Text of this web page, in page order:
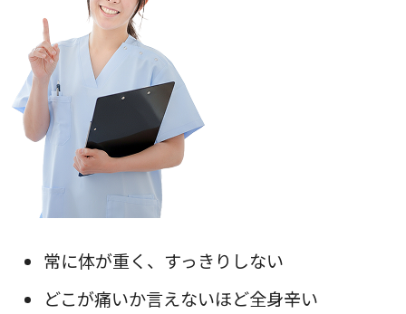
常に体が重く、すっきりしない
どこが痛いか言えないほど全身辛い